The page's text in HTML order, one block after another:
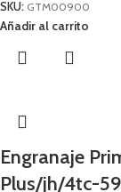
SKU: GTM00900
Añadir al carrito
Engranaje
Plus/jh/4tc-